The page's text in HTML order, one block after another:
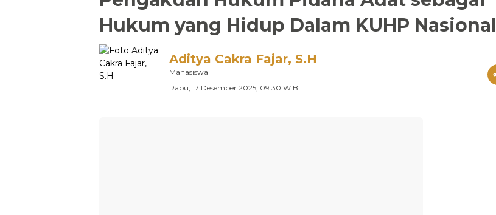
Hukum yang Hidup Dalam KUHP Nasional
Aditya Cakra Fajar, S.H
Mahasiswa
Rabu, 17 Desember 2025, 09:30 WIB